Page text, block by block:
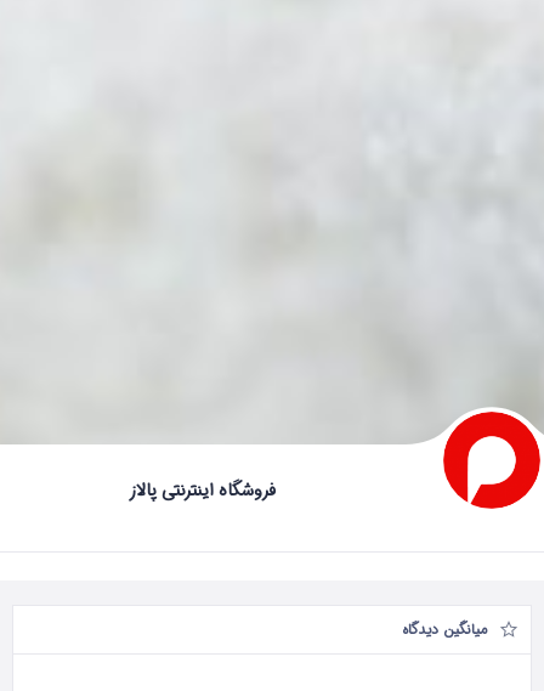
فروشگاه اینترنتی پالاز
میانگین دیدگاه